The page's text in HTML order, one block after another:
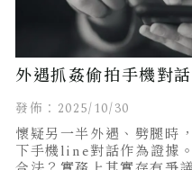
外遇抓姦偷拍手機對
次看懂！
發佈：2025/10/30
懷疑另一半外遇、劈腿時
下手機line對話作為證據